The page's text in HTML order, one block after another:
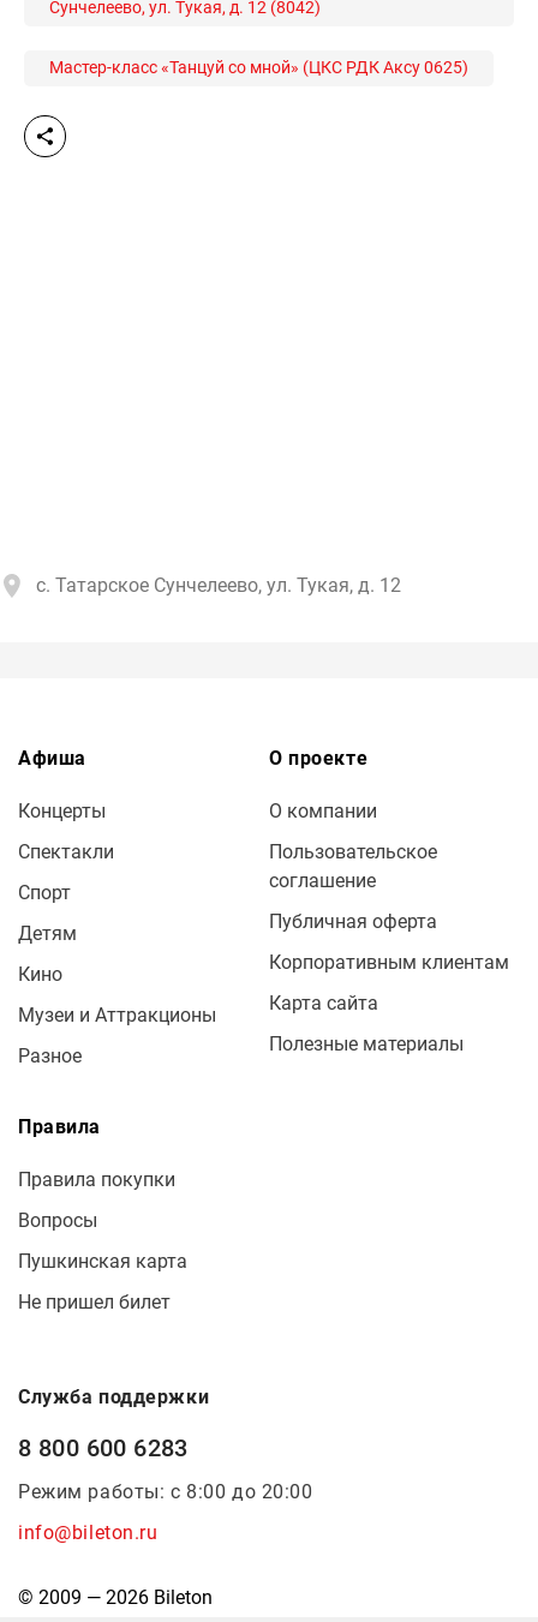
Сунчелеево, ул. Тукая, д. 12 (8042)
Мастер-класс «Танцуй со мной» (ЦКС РДК Аксу 0625)
с. Татарское Сунчелеево, ул. Тукая, д. 12
Афиша
Концерты
Спектакли
Спорт
Детям
Кино
Музеи и Аттракционы
Разное
О проекте
О компании
Пользовательское
соглашение
Публичная оферта
Корпоративным клиентам
Карта сайта
Полезные материалы
Правила
Правила покупки
Вопросы
Пушкинская карта
Не пришел билет
Служба поддержки
8 800 600 6283
Режим работы: с 8:00 до 20:00
info@bileton.ru
© 2009 — 2026 Bileton